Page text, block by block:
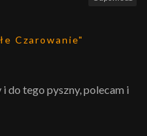
Czarowanie"
do tego pyszny, polecam i